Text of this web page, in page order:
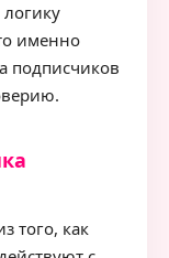
именно
подписчиков
того, как